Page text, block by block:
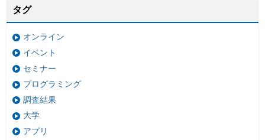
タグ
オンライン
イベント
セミナー
プログラミング
調査結果
大学
アプリ